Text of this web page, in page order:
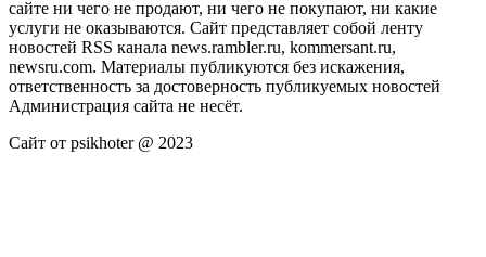
сайте ни чего не продают, ни чего не покупают, ни какие
услуги не оказываются. Сайт представляет собой ленту
новостей RSS канала news.rambler.ru, kommersant.ru,
newsru.com. Материалы публикуются без искажения,
ответственность за достоверность публикуемых новостей
Администрация сайта не несёт.
Сайт от psikhoter @ 2023